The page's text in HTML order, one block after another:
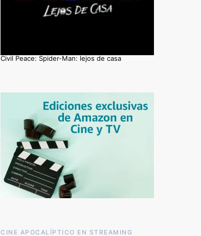
Civil Peace: Spider-Man: lejos de casa
CINE APOCALÍPTICO EN STREAMING